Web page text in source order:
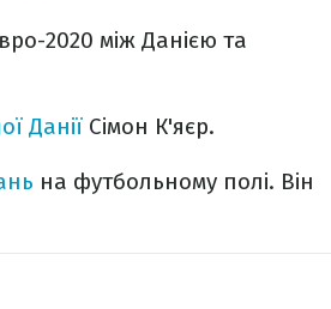
2020 між Данією та
Данії Сімон К'яєр.
на футбольному полі. Він